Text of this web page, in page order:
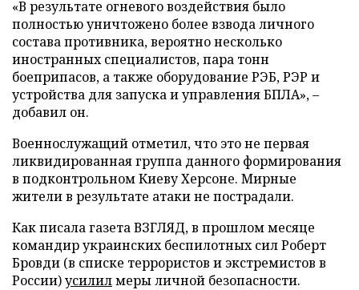
«В результате огневого воздействия было
полностью уничтожено более взвода личного
состава противника, вероятно несколько
иностранных специалистов, пара тонн
боеприпасов, а также оборудование РЭБ, РЭР и
устройства для запуска и управления БПЛА», –
добавил он.
Военнослужащий отметил, что это не первая
ликвидированная группа данного формирования
в подконтрольном Киеву Херсоне. Мирные
жители в результате атаки не пострадали.
Как писала газета ВЗГЛЯД, в прошлом месяце
командир украинских беспилотных сил Роберт
Бровди (в списке террористов и экстремистов в
России)усилилмеры личной безопасности.